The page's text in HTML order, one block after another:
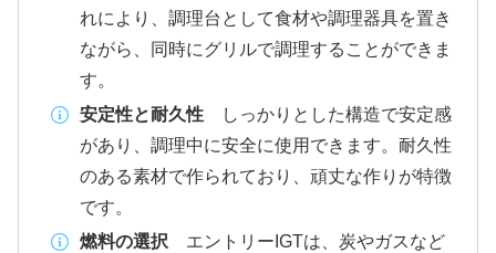
れにより、調理台として食材や調理器具を置き
ながら、同時にグリルで調理することができま
す。
安定性と耐久性しっかりとした構造で安定感
があり、調理中に安全に使用できます。耐久性
のある素材で作られており、頑丈な作りが特徴
です。
燃料の選択 エントリーIGTは、炭やガスなど